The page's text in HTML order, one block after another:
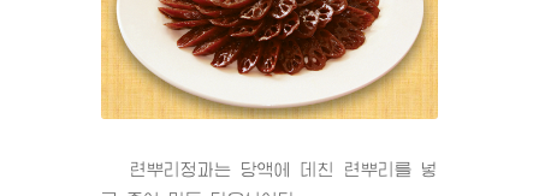
련뿌리정과는 당액에 데친 련뿌리를 넣